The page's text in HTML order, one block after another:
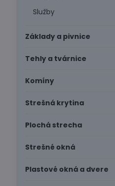
Služby
Základy a pivnice
Tehly a tvárnice
Komíny
Strešná krytina
Plochá strecha
Strešné okná
Plastové okná a dvere